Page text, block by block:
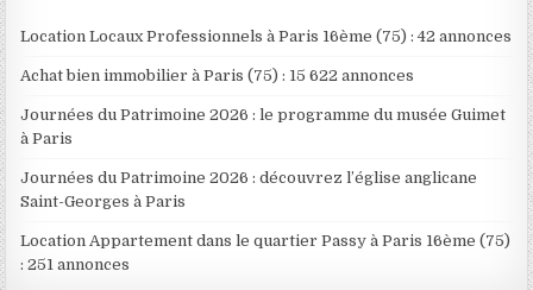
Location Locaux Professionnels à Paris 16ème (75) : 42 annonces
Achat bien immobilier à Paris (75) : 15 622 annonces
Journées du Patrimoine 2026 : le programme du musée Guimet
à Paris
Journées du Patrimoine 2026 : découvrez l’église anglicane
Saint-Georges à Paris
Location Appartement dans le quartier Passy à Paris 16ème (75)
: 251 annonces